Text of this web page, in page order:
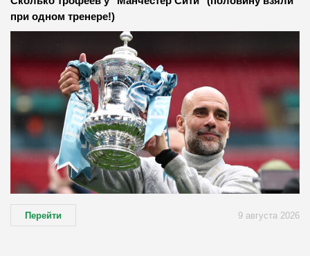
при одном тренере!)
Перейти 9 августа 2026